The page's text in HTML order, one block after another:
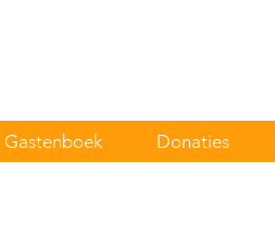
Gastenboek Donaties